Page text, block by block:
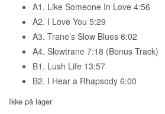
A1. Like Someone In Love 4:56
A2. I Love You 5:29
A3. Trane’s Slow Blues 6:02
A4. Slowtrane 7:18 (Bonus Track)
B1. Lush Life 13:57
B2. I Hear a Rhapsody 6:00
Ikke på lager